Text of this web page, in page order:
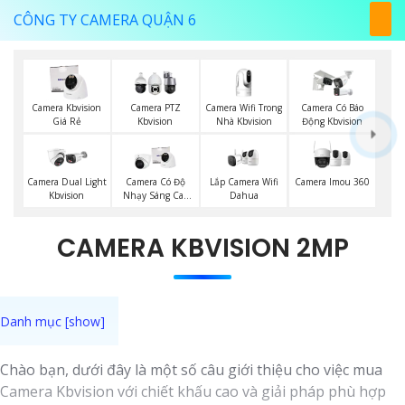
CÔNG TY CAMERA QUẬN 6
Camera Kbvision
Giá Rẻ
Camera PTZ
Kbvision
Camera Wifi Trong
Nhà Kbvision
Camera Có Báo
Động Kbvision
Camera Dual Light
Kbvision
Camera Có Độ
Nhạy Sáng Cao
Lắp Camera Wifi
Dahua
Camera Imou 360
CAMERA KBVISION 2MP
Chào bạn, dưới đây là một số câu giới thiệu cho việc mua
Camera Kbvision với chiết khấu cao và giải pháp phù hợp